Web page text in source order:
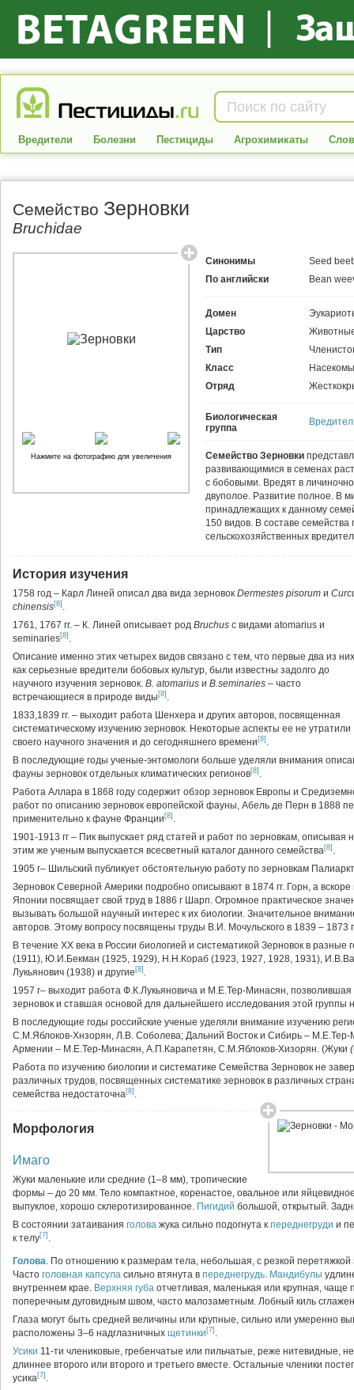
Вредители Болезни Пестициды Агрохимикаты
Семейство Зерновки
Bruchidae
Синонимы
Seed
По английски
Bean
Домен
Царство
Тип
Класс
Отряд
Биологическая
группа
Семейство Зерновки
развивающимися в семенах
с бобовыми. Вредят в
двуполое. Развитие полное. В
принадлежащих к данному
150 видов. В составе
сельскохозяйственных
Нажмите на фотографию для увеличения
История изучения
1758 год – Карл Линей описал два вида зерновок Dermestes pisorum и
chinensis[8] .
1761, 1767 гг. – К. Линей описывает род Bruchus с видами atomarius и
seminaries[8] .
Описание именно этих четырех видов связано с тем, что первые два из
как серьезные вредители бобовых культур, были известны задолго до
научного изучения зерновок. B. atomarius и В.seminaries – часто
встречающиеся в природе виды [8] .
1833,1839 гг. – выходит работа Шенхера и других авторов, посвященная
систематическому изучению зерновок. Некоторые аспекты ее не утратили
своего научного значения и до сегодняшнего времени [8] .
В последующие годы ученые-энтомологи больше уделяли внимания
фауны зерновок отдельных климатических регионов[8] .
Работа Аллара в 1868 году содержит обзор зерновок Европы и
работ по описанию зерновок европейской фауны, Абель де Перн в 1888
применительно к фауне Франции [8] .
1901-1913 гг – Пик выпускает ряд статей и работ по зерновкам, описывая
этим же ученым выпускается всесветный каталог данного семейства[8] .
1905 г– Шильский публикует обстоятельную работу по зерновкам
Зерновок Северной Америки подробно описывают в 1874 гг. Горн, а
Японии посвящает свой труд в 1886 г Шарп. Огромное практическое
вызывать большой научный интерес к их биологии. Значительное
авторов. Этому вопросу посвящены труды В.И. Мочульского в 1839 – 1873
В течение XX века в России биологией и систематикой Зерновок в
(1911), Ю.И.Бекман (1925, 1929), Н.Н.Кораб (1923, 1927, 1928, 1931),
Лукьянович (1938) и другие [8] .
1957 г– выходит работа Ф.К.Лукьяновича и М.Е.Теp-Минасян,
зерновок и ставшая основой для дальнейшего исследования этой группы
В последующие годы российские ученые уделяли внимание изучению
С.М.Яблоков-Хнзорян, Л.В. Соболева; Дальний Восток и Сибирь –
Армении – М.Е.Тер-Минасян, А.П.Карапетян, С.М.Яблоков-Хизорян. (Жуки
Работа по изучению биологии и систематике Семейства Зерновок не
различных трудов, посвященных систематике зерновок в различных
семейства недостаточна[8] .
Морфология
Имаго
Жуки маленькие или средние (1–8 мм), тропические
формы – до 20 мм. Тело компактное, коренастое, овальное или
выпуклое, хорошо склеротизированное. Пигидий большой, открытый.
В состоянии затаивания голова жука сильно подогнута к переднегруди и
к телу[7] .
Голова. По отношению к размерам тела, небольшая, с резкой перетяжкой
Часто головная капсула сильно втянута в переднегрудь. Мандибулы
внутреннем крае. Верхняя губа отчетливая, маленькая или крупная, чаще
поперечным дуговидным швом, часто малозаметным. Лобный киль
Глаза могут быть средней величины или крупные, сильно или умеренно
расположены 3–6 надглазничных щетинки [7] .
Усики 11-ти члениковые, гребенчатые или пильчатые, реже нитевидные,
длиннее второго или второго и третьего вместе. Остальные членики
усика[7] .